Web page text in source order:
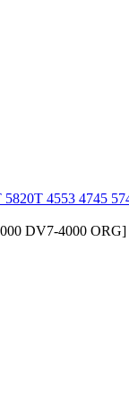
5820T 4553 4745
DV7-4000 ORG]